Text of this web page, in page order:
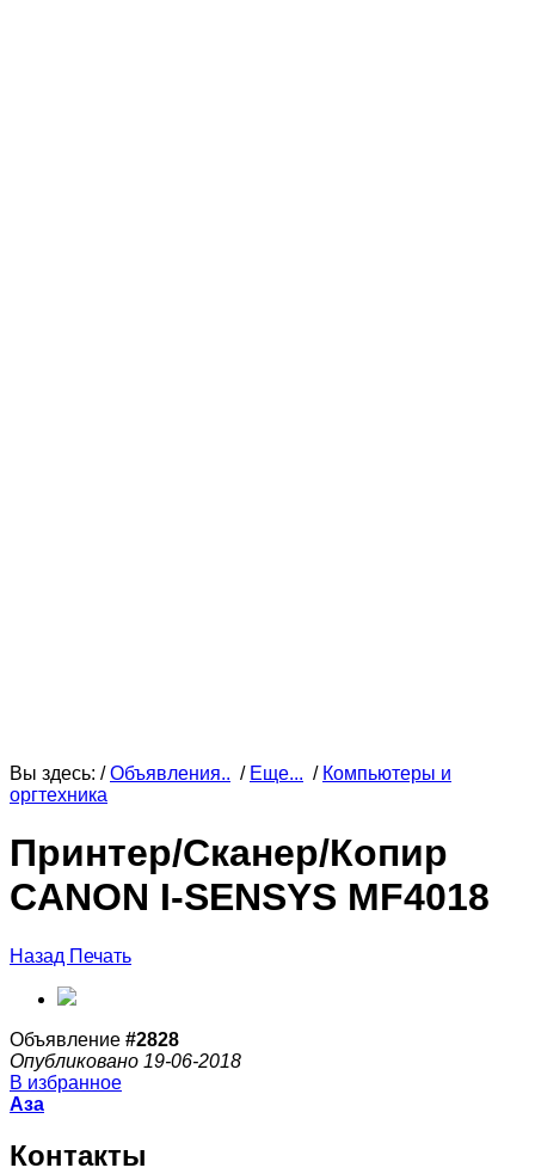
Вы здесь: /Объявления.. / Еще... / Компьютеры и
оргтехника
Принтер/Сканер/Копир
CANON I-SENSYS MF4018
Назад Печать
Объявление #2828
Опубликовано 19-06-2018
В избранное
Аза
Контакты